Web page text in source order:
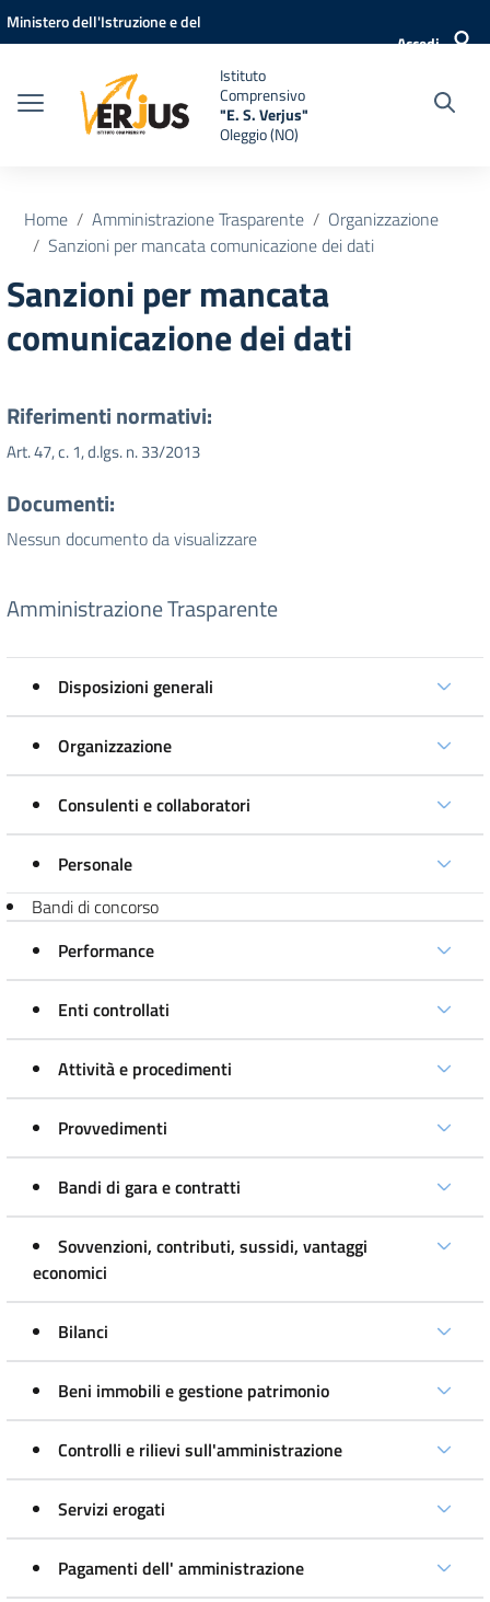
Vai ai contenuti
Vai al menu di navigazione
Vai al footer
Ministero dell'Istruzione e del
Accedi
Istituto
Comprensivo
"E. S. Verjus"
Oleggio (NO)
Home Amministrazione Trasparente
Organizzazione
Sanzioni per mancata comunicazione dei dati
Sanzioni per mancata
comunicazione dei dati
Riferimenti normativi:
Art. 47, c. 1, d.lgs. n. 33/2013
Documenti:
Nessun documento da visualizzare
Amministrazione Trasparente
Disposizioni generali
Organizzazione
Consulenti e collaboratori
Personale
Bandi di concorso
Performance
Enti controllati
Attività e procedimenti
Provvedimenti
Bandi di gara e contratti
Sovvenzioni, contributi, sussidi, vantaggi
economici
Bilanci
Beni immobili e gestione patrimonio
Controlli e rilievi sull'amministrazione
Servizi erogati
Pagamenti dell' amministrazione